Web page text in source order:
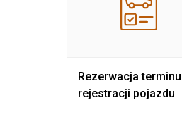
Rezerwacja terminu
rejestracji pojazdu